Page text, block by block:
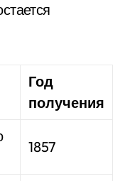
Год
получения
1857